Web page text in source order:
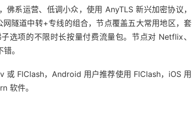
系运营、低调小众，使用 AnyTLS 新兴加密协议，
隧道中转+专线的组合，节点覆盖五大常用地区，套
选项的不限时长按量付费流量包。节点对 Netflix、
。
FlClash，Android 用户推荐使用 FlClash，iOS 用
软件。